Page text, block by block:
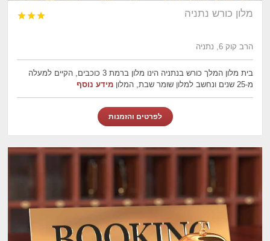
מלון כורש נתניה 


הרב קוק 6, נתניה
בית מלון המלך כורש בנתניה הינו מלון ברמת 3 כוכבים, הקיים למעלה
מ-25 שנים ונחשב למלון שומר שבת, המלון
מידע נוסף
לפרטים והזמנות